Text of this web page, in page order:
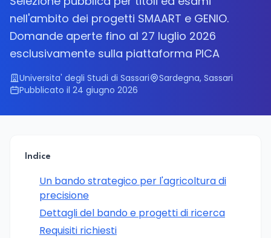
nell'ambito dei progetti SMAART e GENIO.
Domande aperte fino al 27 luglio 2026
esclusivamente sulla piattaforma PICA
Universita' degli Studi di Sassari
Sardegna, Sassari
Pubblicato il 24 giugno 2026
Indice
Un bando strategico per l'agricoltura di
precisione
Dettagli del bando e progetti di ricerca
Requisiti richiesti